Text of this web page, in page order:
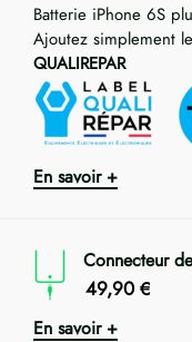
Batterie iPhone 6S
Ajoutez simplement
QUALIREPAR
En savoir +
Connecteur
49,90 €
En savoir +